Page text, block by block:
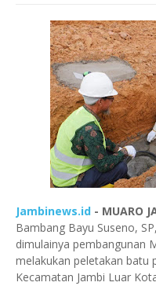
Jambinews.id - MUARO
Bambang Bayu Suseno,
dimulainya pembangunan
melakukan peletakan batu
Kecamatan Jambi Luar